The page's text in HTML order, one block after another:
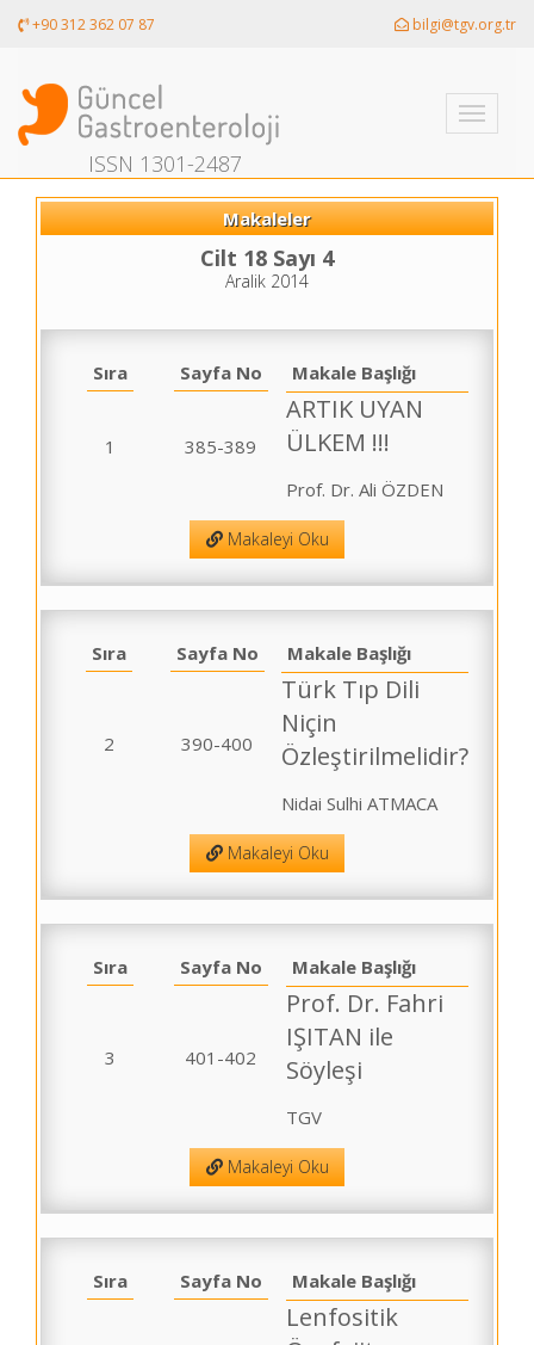
+90 312 362 07 87 bilgi@tgv.org.tr
Toggle
ISSN 1301-2487
Makaleler
Cilt 18 Sayı 4
Aralik 2014
Sıra Sayfa No Makale Başlığı
1 385-389
ARTIK UYAN
ÜLKEM !!!
Prof. Dr. Ali ÖZDEN
Makaleyi Oku
Sıra Sayfa No Makale Başlığı
2 390-400
Türk Tıp Dili
Niçin
Özleştirilmelidir?
Nidai Sulhi ATMACA
Makaleyi Oku
Sıra Sayfa No Makale Başlığı
3 401-402
Prof. Dr. Fahri
IŞITAN ile
Söyleşi
TGV
Makaleyi Oku
Sıra Sayfa No Makale Başlığı
Lenfositik